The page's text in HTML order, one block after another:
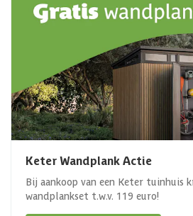
Keter Wandplank Actie
Bij aankoop van een Keter tuinhuis
wandplankset t.w.v. 119 euro!